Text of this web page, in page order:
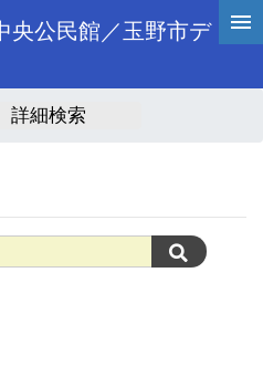
央公民館／玉野市デ
詳細検索